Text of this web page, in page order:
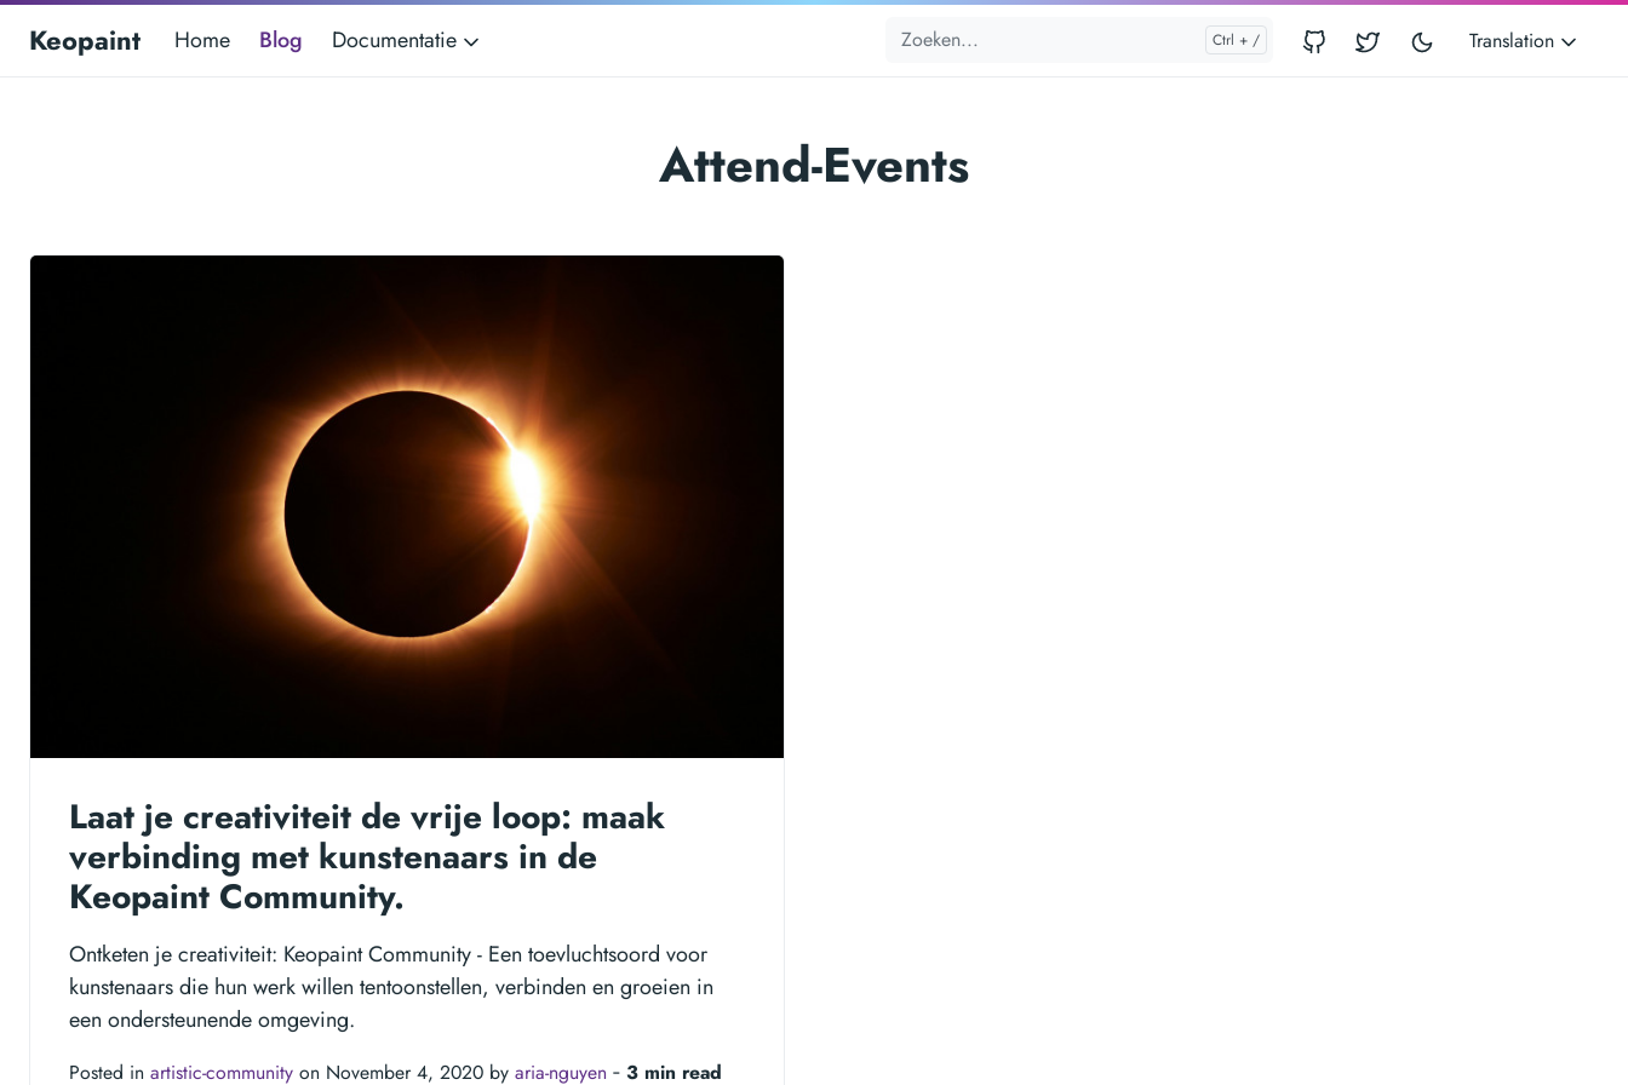
Keopaint Home Blog Documentatie Translation
Attend-Events
Laat je creativiteit de vrije loop: maak
verbinding met kunstenaars in de
Keopaint Community.
Ontketen je creativiteit: Keopaint Community - Een toevluchtsoord voor
kunstenaars die hun werk willen tentoonstellen, verbinden en groeien in
een ondersteunende omgeving.
Posted in artistic-community on November 4, 2020 by aria-nguyen ‐ 3 min read